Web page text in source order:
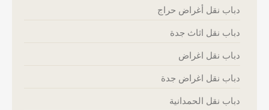
دباب نقل أغراض حراج
دباب نقل اثاث جدة
دباب نقل اغراض
دباب نقل اغراض جدة
دباب نقل الحمدانية